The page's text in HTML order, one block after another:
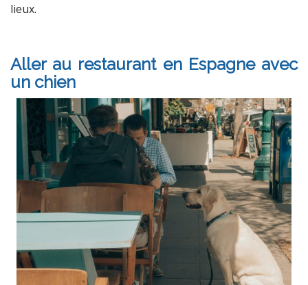
lieux.
Aller au restaurant en Espagne avec
un chien